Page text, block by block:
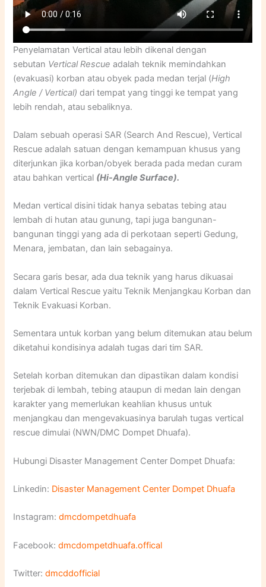
Penyelamatan Vertical atau lebih dikenal dengan
sebutan Vertical Rescue adalah teknik memindahkan
(evakuasi) korban atau obyek pada medan terjal (High
Angle / Vertical) dari tempat yang tinggi ke tempat yang
lebih rendah, atau sebaliknya.
Dalam sebuah operasi SAR (Search And Rescue), Vertical
Rescue adalah satuan dengan kemampuan khusus yang
diterjunkan jika korban/obyek berada pada medan curam
atau bahkan vertical (Hi-Angle Surface).
Medan vertical disini tidak hanya sebatas tebing atau
lembah di hutan atau gunung, tapi juga bangunan-
bangunan tinggi yang ada di perkotaan seperti Gedung,
Menara, jembatan, dan lain sebagainya.
Secara garis besar, ada dua teknik yang harus dikuasai
dalam Vertical Rescue yaitu Teknik Menjangkau Korban dan
Teknik Evakuasi Korban.
Sementara untuk korban yang belum ditemukan atau belum
diketahui kondisinya adalah tugas dari tim SAR.
Setelah korban ditemukan dan dipastikan dalam kondisi
terjebak di lembah, tebing ataupun di medan lain dengan
karakter yang memerlukan keahlian khusus untuk
menjangkau dan mengevakuasinya barulah tugas vertical
rescue dimulai (NWN/DMC Dompet Dhuafa).
Hubungi Disaster Management Center Dompet Dhuafa:
Linkedin: Disaster Management Center Dompet Dhuafa
Instagram:dmcdompetdhuafa
Facebook:dmcdompetdhuafa.offical
Twitter:dmcddofficial